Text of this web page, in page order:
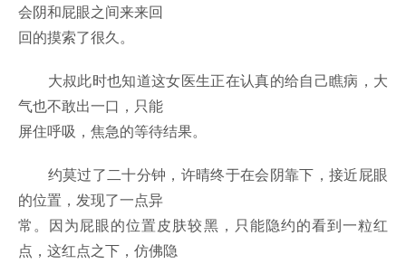
会阴和屁眼之间来来回
回的摸索了很久。
大叔此时也知道这女医生正在认真的给自己瞧病，大
气也不敢出一口，只能
屏住呼吸，焦急的等待结果。
约莫过了二十分钟，许晴终于在会阴靠下，接近屁眼
的位置，发现了一点异
常。因为屁眼的位置皮肤较黑，只能隐约的看到一粒红
点，这红点之下，仿佛隐